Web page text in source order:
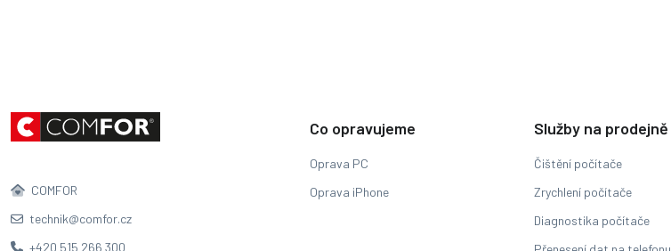
COMFOR
technik@comfor.cz
+420 515 266 300
Co opravujeme
Oprava PC
Oprava iPhone
Služby na prodejně
Čištění počítače
Zrychlení počítače
Diagnostika počítače